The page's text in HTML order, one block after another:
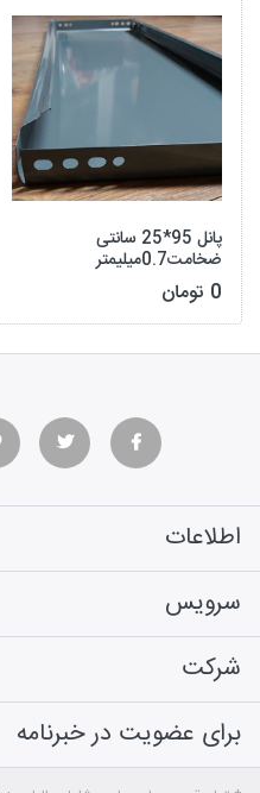
پانل 95*25 سانتی
ضخامت0.7میلیمتر
0 تومان
اطلاعات
سرویس
شرکت
برای عضویت در خبرنامه